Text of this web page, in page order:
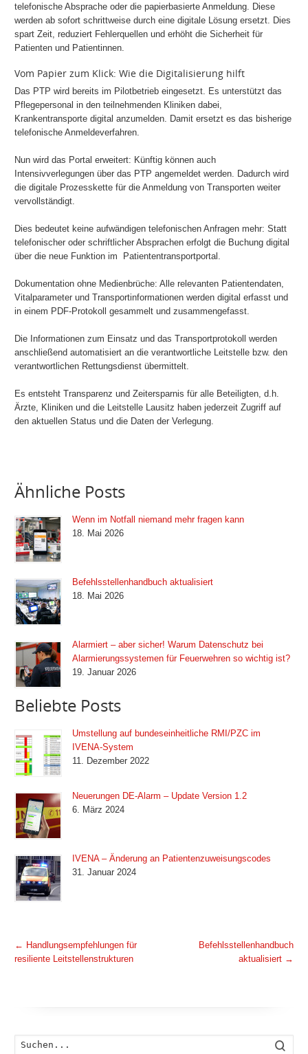
telefonische Absprache oder die papierbasierte Anmeldung. Diese
werden ab sofort schrittweise durch eine digitale Lösung ersetzt. Dies
spart Zeit, reduziert Fehlerquellen und erhöht die Sicherheit für
Patienten und Patientinnen.
Vom Papier zum Klick: Wie die Digitalisierung hilft
Das PTP wird bereits im Pilotbetrieb eingesetzt. Es unterstützt das
Pflegepersonal in den teilnehmenden Kliniken dabei,
Krankentransporte digital anzumelden. Damit ersetzt es das bisherige
telefonische Anmeldeverfahren.
Nun wird das Portal erweitert: Künftig können auch
Intensivverlegungen über das PTP angemeldet werden. Dadurch wird
die digitale Prozesskette für die Anmeldung von Transporten weiter
vervollständigt.
Dies bedeutet keine aufwändigen telefonischen Anfragen mehr: Statt
telefonischer oder schriftlicher Absprachen erfolgt die Buchung digital
über die neue Funktion im Patiententransportportal.
Dokumentation ohne Medienbrüche: Alle relevanten Patientendaten,
Vitalparameter und Transportinformationen werden digital erfasst und
in einem PDF-Protokoll gesammelt und zusammengefasst.
Die Informationen zum Einsatz und das Transportprotokoll werden
anschließend automatisiert an die verantwortliche Leitstelle bzw. den
verantwortlichen Rettungsdienst übermittelt.
Es entsteht Transparenz und Zeitersparnis für alle Beteiligten, d.h.
Ärzte, Kliniken und die Leitstelle Lausitz haben jederzeit Zugriff auf
den aktuellen Status und die Daten der Verlegung.
Ähnliche Posts
Wenn im Notfall niemand mehr fragen kann
18. Mai 2026
Befehlsstellenhandbuch aktualisiert
18. Mai 2026
Alarmiert – aber sicher! Warum Datenschutz bei
Alarmierungssystemen für Feuerwehren so wichtig ist?
19. Januar 2026
Beliebte Posts
Umstellung auf bundeseinheitliche RMI/PZC im
IVENA-System
11. Dezember 2022
Neuerungen DE-Alarm – Update Version 1.2
6. März 2024
IVENA – Änderung an Patientenzuweisungscodes
31. Januar 2024
← Handlungsempfehlungen für
resiliente Leitstellenstrukturen
Befehlsstellenhandbuch
aktualisiert →